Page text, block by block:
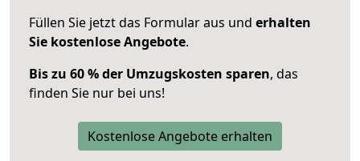
Füllen Sie jetzt das Formular aus und erhalten
Sie kostenlose Angebote.
Bis zu 60 % der Umzugskosten sparen, das
finden Sie nur bei uns!
Kostenlose Angebote erhalten